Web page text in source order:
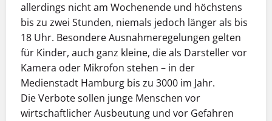
allerdings nicht am Wochenende und höchstens
bis zu zwei Stunden, niemals jedoch länger als bis
18 Uhr. Besondere Ausnahmeregelungen gelten
für Kinder, auch ganz kleine, die als Darsteller vor
Kamera oder Mikrofon stehen – in der
Medienstadt Hamburg bis zu 3000 im Jahr.
Die Verbote sollen junge Menschen vor
wirtschaftlicher Ausbeutung und vor Gefahren